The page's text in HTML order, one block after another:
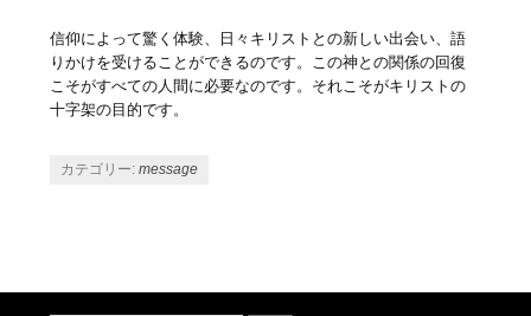
信仰によって驚く体験、日々キリストとの新しい出会い、語
りかけを受けることができるのです。この神との関係の回復
こそがすべての人間に必要なのです。それこそがキリストの
十字架の目的です。
カテゴリー:message